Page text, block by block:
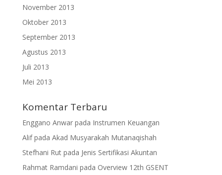
November 2013
Oktober 2013
September 2013
Agustus 2013
Juli 2013
Mei 2013
Komentar Terbaru
Enggano Anwarpada Instrumen Keuangan
Alifpada Akad Musyarakah Mutanaqishah
Stefhani Rutpada Jenis Sertifikasi Akuntan
Rahmat Ramdani pada Overview 12th GSENT